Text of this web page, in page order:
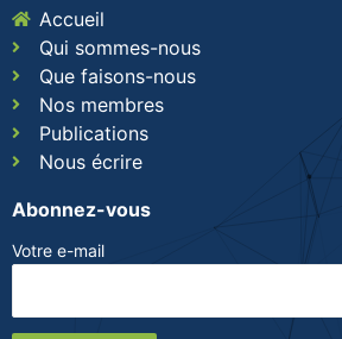
Accueil
Qui sommes-nous
Que faisons-nous
Nos membres
Publications
Nous écrire
Abonnez-vous
Votre e-mail